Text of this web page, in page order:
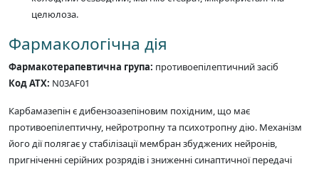
целюлоза.
Фармакологічна дія
Фармакотерапевтична група: противоепілептичний засіб
Код АТХ: N03AF01
Карбамазепін є дибензоазепіновим похідним, що має
противоепілептичну, нейротропну та психотропну дію. Механізм
його дії полягає у стабілізації мембран збуджених нейронів,
пригніченні серійних розрядів і зниженні синаптичної передачі